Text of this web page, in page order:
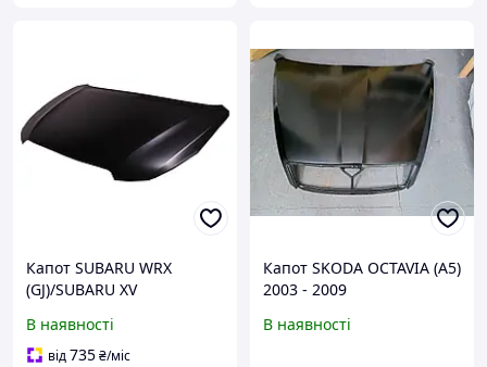
Капот SUBARU WRX
(GJ)/SUBARU XV
(GJ_) 2011-г.
В наявності
від735₴/міс
Капот SKODA OCTAVIA (A5)
2003 - 2009
В наявності